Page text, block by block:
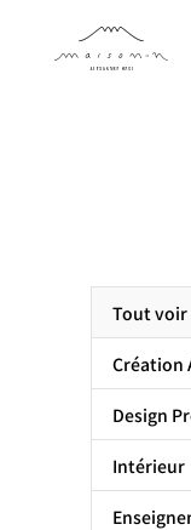
EN
FR
JA
Tout voir
Création
Design
Intérieur